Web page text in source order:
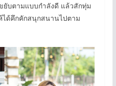
ยับตามแบบกำลังดี แล้วสักทุ่ม
ได้คึกคักสนุกสนานไปตาม